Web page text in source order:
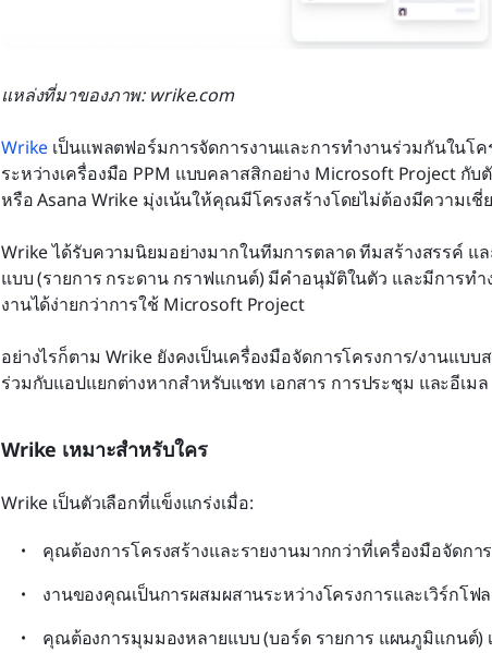
แหล่งที่มาของภาพ: wrike.com
Wrike เป็นแพลตฟอร์มการจัดการงานและการทำงานร่วมกันในโ
ระหว่างเครื่องมือ PPM แบบคลาสสิกอย่าง Microsoft Project กับ
หรือ Asana Wrike มุ่งเน้นให้คุณมีโครงสร้างโดยไม่ต้องมีความเ
Wrike ได้รับความนิยมอย่างมากในทีมการตลาด ทีมสร้างสรรค์
แบบ (รายการ กระดาน กราฟแกนต์) มีคำอนุมัติในตัว และมีการท
งานได้ง่ายกว่าการใช้ Microsoft Project
อย่างไรก็ตาม Wrike ยังคงเป็นเครื่องมือจัดการโครงการ/งานแ
ร่วมกับแอปแยกต่างหากสำหรับแชท เอกสาร การประชุม และอีเมล
Wrike เหมาะสำหรับใคร
Wrike เป็นตัวเลือกที่แข็งแกร่งเมื่อ:
คุณต้องการโครงสร้างและรายงานมากกว่าที่เครื่องมือจัดกา
งานของคุณเป็นการผสมผสานระหว่างโครงการและเวิร์กโฟ
คุณต้องการมุมมองหลายแบบ (บอร์ด รายการ แผนภูมิแกนต์)